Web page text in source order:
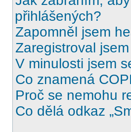
přihlášených?
Zapomněl jsem
Zaregistroval
V minulosti jsem
Co znamená
Proč se nemohu
Co dělá odkaz